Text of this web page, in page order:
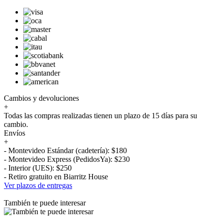
Cambios y devoluciones
+
Todas las compras realizadas tienen un plazo de 15 días para su
cambio.
Envíos
+
- Montevideo Estándar (cadetería): $180
- Montevideo Express (PedidosYa): $230
- Interior (UES): $250
- Retiro gratuito en Biarritz House
Ver plazos de entregas
También te puede interesar